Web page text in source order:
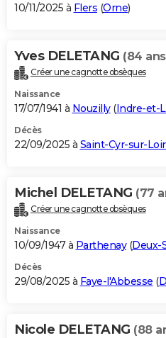
10/11/2025 à Flers (Orne)
Yves DELETANG (84
Créer une cagnotte obsèques
Naissance
17/07/1941 à Nouzilly(Indre-et-
Décès
22/09/2025 à Saint-Cyr-sur-
Michel DELETANG (77
Créer une cagnotte obsèques
Naissance
10/09/1947 à Parthenay(Deux-
Décès
29/08/2025 à Faye-l'Abbesse (
Nicole DELETANG (88